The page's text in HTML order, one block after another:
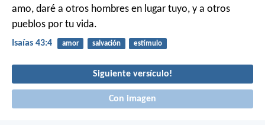
amo, daré a otros hombres en lugar tuyo, y a otros
pueblos por tu vida.
Isaías 43:4 amor salvación estímulo
Siguiente versículo!
Con imagen